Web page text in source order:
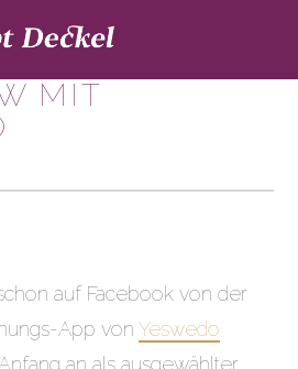
MIT
auf Facebook von der
App von Yeswedo
an als ausgewählter